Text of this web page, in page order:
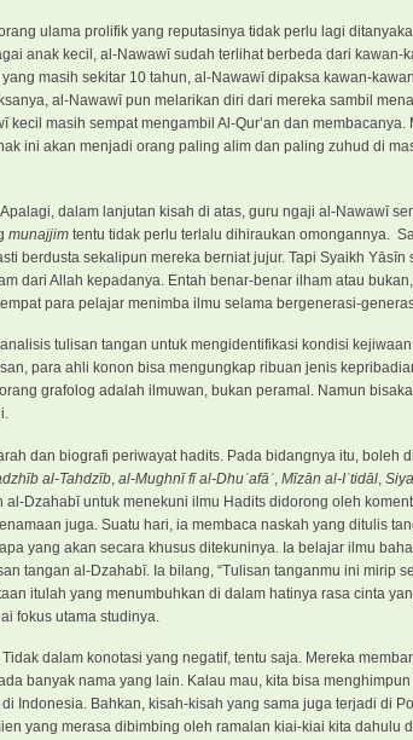
ulama prolifik yang reputasinya tidak perlu lagi
anak kecil, al-Nawawī sudah terlihat berbeda dari kawan-
masih sekitar 10 tahun, al-Nawawī dipaksa kawan-
al-Nawawī pun melarikan diri dari mereka sambil
masih sempat mengambil Al-Qur’an dan membacanya.
ini akan menjadi orang paling alim dan paling zuhud di
dalam lanjutan kisah di atas, guru ngaji al-Nawawī
munajjim tentu tidak perlu terlalu dihiraukan omongannya.
berdusta sekalipun mereka berniat jujur. Tapi Syaikh Yāsīn
dari Allah kepadanya. Entah benar-benar ilham atau
para pelajar menimba ilmu selama bergenerasi-
tulisan tangan untuk mengidentifikasi kondisi
para ahli konon bisa mengungkap ribuan jenis
grafolog adalah ilmuwan, bukan peramal. Namun
dan biografi periwayat hadits. Pada bidangnya itu, boleh
al-Tahdzīb al-Mughnī fī al-Dhuʿafāʾ Mīzān al-Iʿtidāl
Dzahabī untuk menekuni ilmu Hadits didorong oleh
juga. Suatu hari, ia membaca naskah yang ditulis
yang akan secara khusus ditekuninya. Ia belajar ilmu
tangan al-Dzahabī. Ia bilang, “Tulisan tanganmu ini mirip
itulah yang menumbuhkan di dalam hatinya rasa cinta
fokus utama studinya.
dalam konotasi yang negatif, tentu saja. Mereka
banyak nama yang lain. Kalau mau, kita bisa
Indonesia. Bahkan, kisah-kisah yang sama juga terjadi di
yang merasa dibimbing oleh ramalan kiai-kiai kita dahulu